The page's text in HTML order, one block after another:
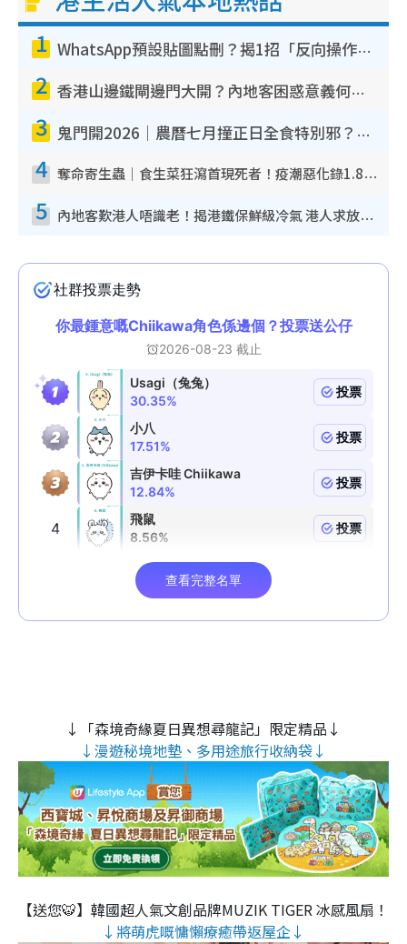
1 WhatsApp預設貼圖點刪？揭1招「反向操作」還原簡潔介面 附3步實測教學
2 香港山邊鐵閘邊門大開？內地客困惑意義何在！網民神回覆：呢種叫法理性防禦
3 鬼門開2026｜農曆七月撞正日全食特別邪？專家警告切忌做一事！揭4大禁忌+2招保平安
4 奪命寄生蟲｜食生菜狂瀉首現死者！疫潮惡化錄1.8萬宗病例 揭洗菜3大謬誤
5 內地客歎港人唔識老！揭港鐵保鮮級冷氣 港人求放過：咪投訴
↓「森境奇緣夏日異想尋龍記」限定精品↓
↓漫遊秘境地墊、多用途旅行收納袋↓
【送您🐯】韓國超人氣文創品牌MUZIK TIGER 冰感風扇！
↓將萌虎嘅慵懶療癒帶返屋企↓